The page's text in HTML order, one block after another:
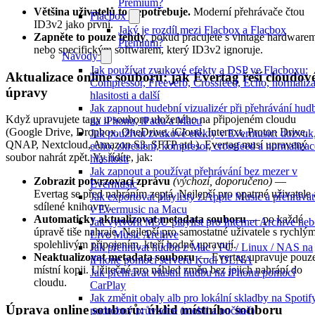
Premium?
Flacbox
Jaký je rozdíl mezi Flacbox a Flacbox
Premium?
Návody
Jak používat zvukové efekty a DSP ve Flacboxu:
Compressor, Freeverb, Crossfeed, Echo,
hlasitosti a další
Jak zapnout hudební vizualizér při přehrávání
na iPhonu, iPadu a Macu
Jak používat zvukové efekty v Evermusic:
echo, zkreslení, kompresor, crossfeed a
hlasitosti
Jak zapnout a používat přehrávání bez mezer v
Evermusic
Jak exportovat playlisty z Apple Music a
v Evermusic na Macu
Jak vytvořit M3U playlist pro Internet Archive
Live Music Archive
Jak přehrávat hudbu z Mac / PC / Linux / NAS na
iPhone pomocí serveru Kodi DLNA
Jak přehrávat vlastní hudbu na iPhonu pomocí
CarPlay
Jak změnit obaly alb pro lokální skladby na
podrobný průvodce (mobil a počítač)
Většina uživatelů to nepotřebuje. Moderní přehrávače čtou
ID3v2 jako první.
Zapněte to pouze tehdy, pokud pracujete s vintage
nebo specifickým softwarem, který ID3v2 ignoruje.
Aktualizace online souborů: jak Evertag řeší
úpravy
Když upravujete tagy u souboru uloženého na připojeném cloudu
(Google Drive, Dropbox, OneDrive, iCloud, Internxt, Proton Drive,
QNAP, Nextcloud, Amazon S3, SFTP atd.), Evertag musí upravený
soubor nahrát zpět. Vy řídíte, jak:
Zobrazit potvrzovací zprávu (výchozí, doporučeno) —
Evertag se před nahráním zeptá. Nejlepší pro opatrné uživatele
sdílené knihovny.
Automaticky aktualizovat metadata souboru— po každé
úpravě tiše nahraje. Nejlepší pro samostatné uživatele s
spolehlivým připojením, kteří hodně upravují.
Neaktualizovat metadata souboru— Evertag upravuje
místní kopii. Užitečné pro náhled změn bez jejich nahrání do
cloudu.
Úprava online souborů: úklid místního souboru